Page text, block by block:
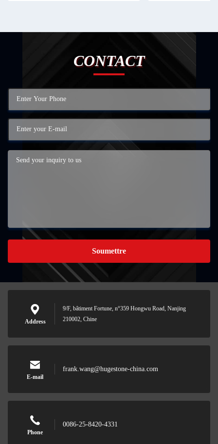
CONTACT
Soumettre
Address
9/F, bâtiment Fortune, n°359 Hongwu Road, Nanjing
210002, Chine
E-mail
frank.wang@hugestone-china.com
Phone
0086-25-8420-4331